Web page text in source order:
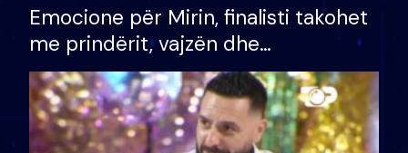
Emocione për Mirin, finalisti takohet
me prindërit, vajzën dhe
bashkëshorten: S’kemi ndonjë letër
divorci apo jo?